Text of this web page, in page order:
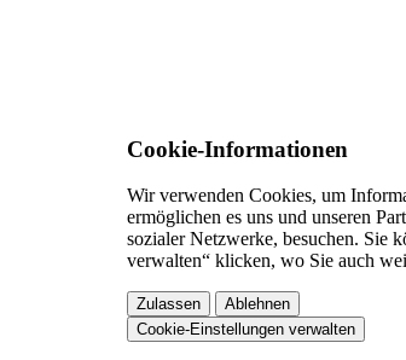
Cookie-Informationen
Wir verwenden Cookies, um
ermöglichen es uns und unseren
sozialer Netzwerke, besuchen. Sie
verwalten“ klicken, wo Sie auch
Zulassen
Ablehnen
Cookie-Einstellungen verwalten